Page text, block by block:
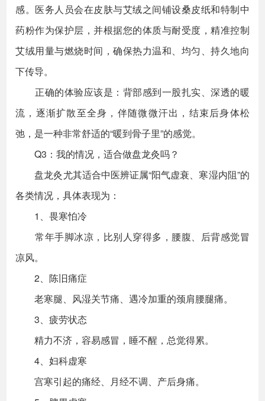
感。医务人员会在皮肤与艾绒之间铺设桑皮纸和特制中
药粉作为保护层，并根据您的体质与耐受度，精准控制
艾绒用量与燃烧时间，确保热力温和、均匀、持久地向
下传导。
正确的体验应该是：背部感到一股扎实、深透的暖
流，逐渐扩散至全身，伴随微微汗出，结束后身体松
弛，是一种非常舒适的“暖到骨子里”的感觉。
Q3：我的情况，适合做盘龙灸吗？
盘龙灸尤其适合中医辨证属“阳气虚衰、寒湿内阻”的
各类情况，具体表现为：
1、畏寒怕冷
常年手脚冰凉，比别人穿得多，腰腹、后背感觉冒
凉风。
2、陈旧痛症
老寒腿、风湿关节痛、遇冷加重的颈肩腰腿痛。
3、疲劳状态
精力不济，容易感冒，睡不醒，总觉得累。
4、妇科虚寒
宫寒引起的痛经、月经不调、产后身痛。